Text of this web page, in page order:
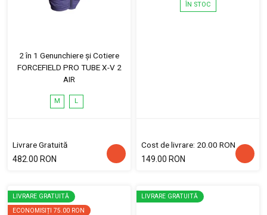
2 în 1 Genunchiere și Cotiere
FORCEFIELD PRO TUBE X-V 2
AIR
M L
Livrare Gratuită
482.00 RON
ÎN STOC
Cost de livrare: 20.00 RON
149.00 RON
LIVRARE GRATUITĂ
ECONOMISIȚI 75.00 RON
LIVRARE GRATUITĂ